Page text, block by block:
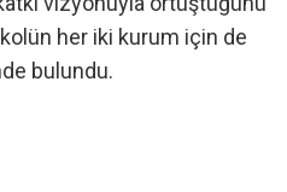
her iki kurum için de
bulundu.